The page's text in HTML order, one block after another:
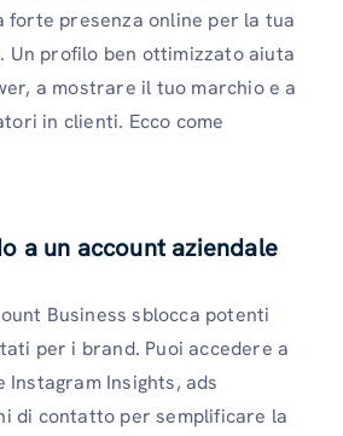
forte presenza online per la tua
Un profilo ben ottimizzato aiuta
a mostrare il tuo marchio e a
in clienti. Ecco come
a un account aziendale
Business sblocca potenti
per i brand. Puoi accedere a
Instagram Insights, ads
di contatto per semplificare la